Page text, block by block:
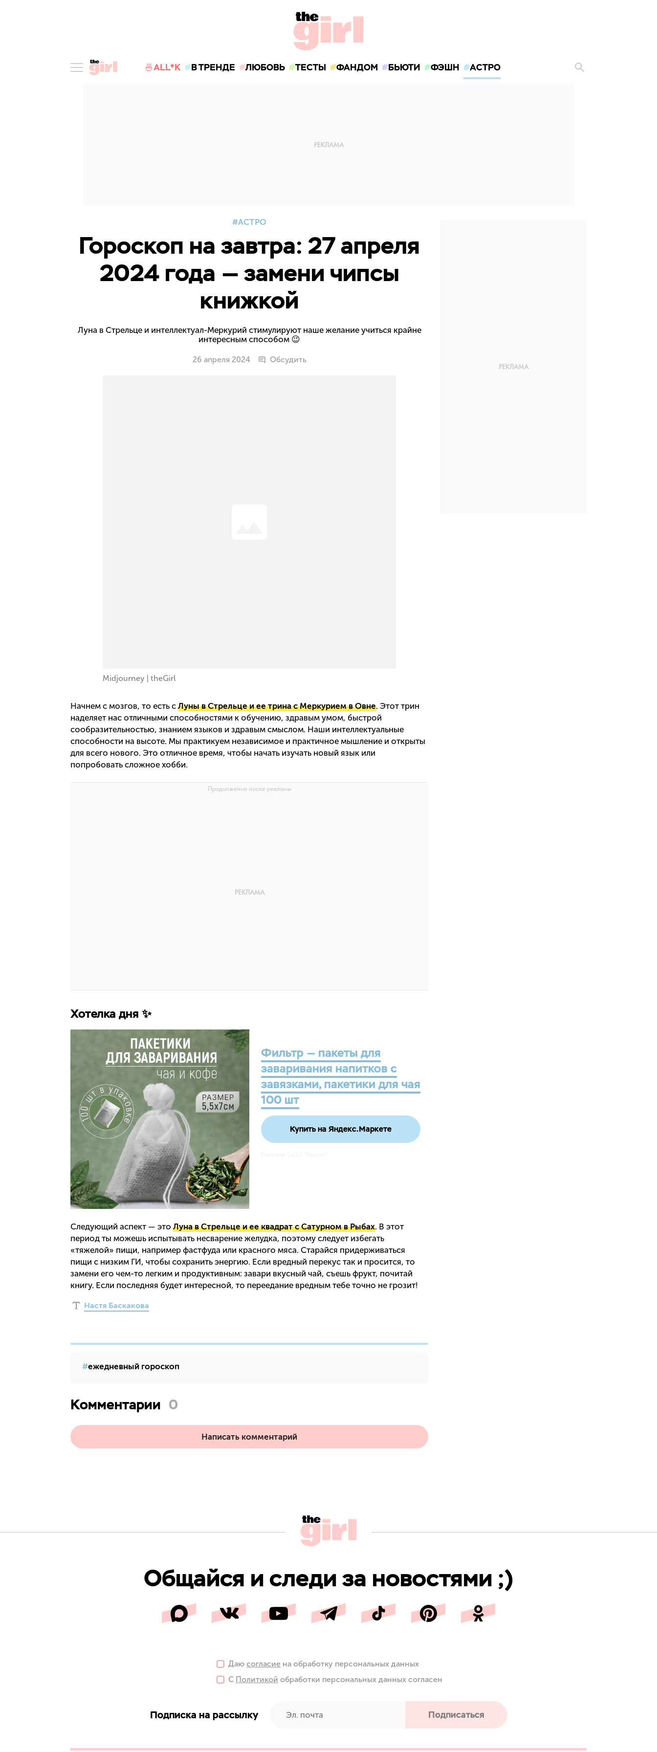
🍜ALL*K В ТРЕНДЕ ЛЮБОВЬ ТЕСТЫ ФАНДОМ БЬЮТИ ФЭШН АСТРО
АСТРО
Гороскоп на завтра: 27 апреля
2024 года — замени чипсы
книжкой
Луна в Стрельце и интеллектуал-Меркурий стимулируют наше желание учиться крайне
интересным способом 😉
26 апреля 2024 Обсудить
Midjourney | theGirl
Начнем с мозгов, то есть с Луны в Стрельце и ее трина с Меркурием в Овне. Этот трин
наделяет нас отличными способностями к обучению, здравым умом, быстрой
сообразительностью, знанием языков и здравым смыслом. Наши интеллектуальные
способности на высоте. Мы практикуем независимое и практичное мышление и открыты
для всего нового. Это отличное время, чтобы начать изучать новый язык или
попробовать сложное хобби.
Хотелка дня ✨
Фильтр — пакеты для
заваривания напитков с
завязками, пакетики для чая
100 шт
Купить на Яндекс.Маркете
Следующий аспект — это Луна в Стрельце и ее квадрат с Сатурном в Рыбах. В этот
период ты можешь испытывать несварение желудка, поэтому следует избегать
«тяжелой» пищи, например фастфуда или красного мяса. Старайся придерживаться
пищи с низким ГИ, чтобы сохранить энергию. Если вредный перекус так и просится, то
замени его чем-то легким и продуктивным: завари вкусный чай, съешь фрукт, почитай
книгу. Если последняя будет интересной, то переедание вредным тебе точно не грозит!
Настя Баскакова
ежедневный гороскоп
Комментарии 0
Написать комментарий
Общайся и следи за новостями ;)
Даю согласие на обработку персональных данных
С Политикой обработки персональных данных согласен
Подписка на рассылку Подписаться